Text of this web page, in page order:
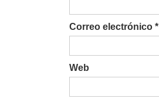
Correo electrónico *
Web